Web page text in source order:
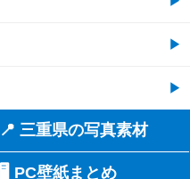
📍 三重県の写真素材
🖥️ PC壁紙まとめ